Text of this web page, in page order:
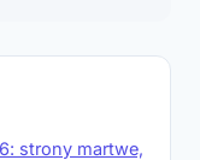
strony martwe,